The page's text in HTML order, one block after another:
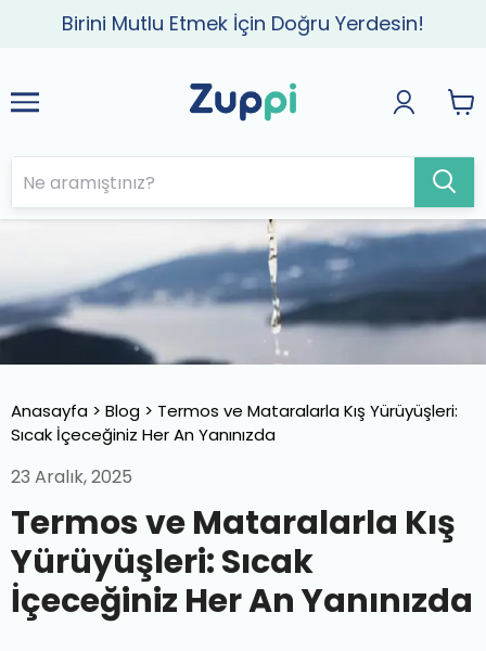
Birini Mutlu Etmek İçin Doğru Yerdesin!
Anasayfa > Blog > Termos ve Mataralarla Kış Yürüyüşleri:
Sıcak İçeceğiniz Her An Yanınızda
23 Aralık, 2025
Termos ve Mataralarla Kış
Yürüyüşleri: Sıcak
İçeceğiniz Her An Yanınızda